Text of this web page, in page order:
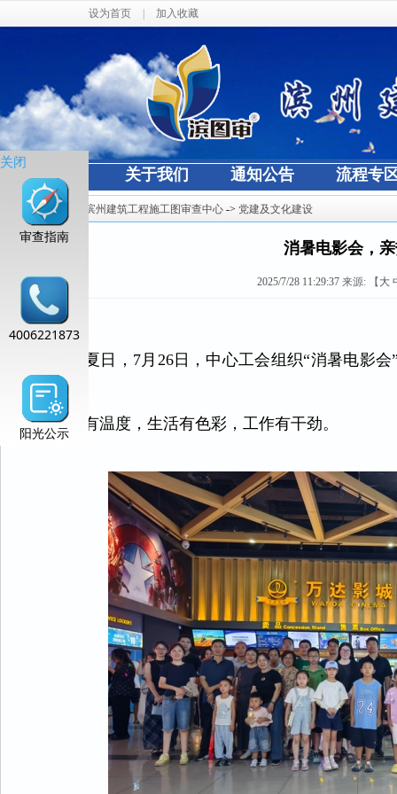
设为首页 加入收藏
网站首页 关于我们 通知公告 流程专
当前位置： 滨州建筑工程施工图审查中心 -> 党建及文化建设
消暑电影会，
2025/7/28 11:29:37 来源: 【 大
炎炎夏日，7月26日，中心工会组织“消暑电影
的好时光。
单位有温度，生活有色彩，工作有干劲。
关闭
审查指南
4006221873
阳光公示